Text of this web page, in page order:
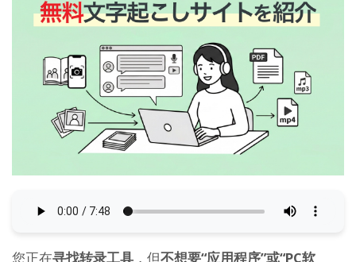
您正在寻找转录工具 ，但不想要“应用程序”或“PC软